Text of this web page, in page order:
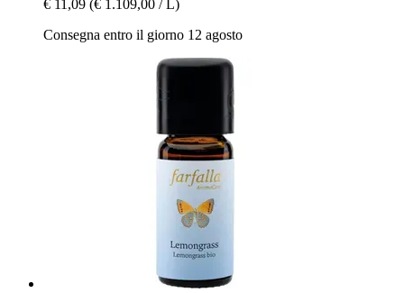
€ 11,09 (€ 1.109,00 / L)
Consegna entro il giorno 12 agosto